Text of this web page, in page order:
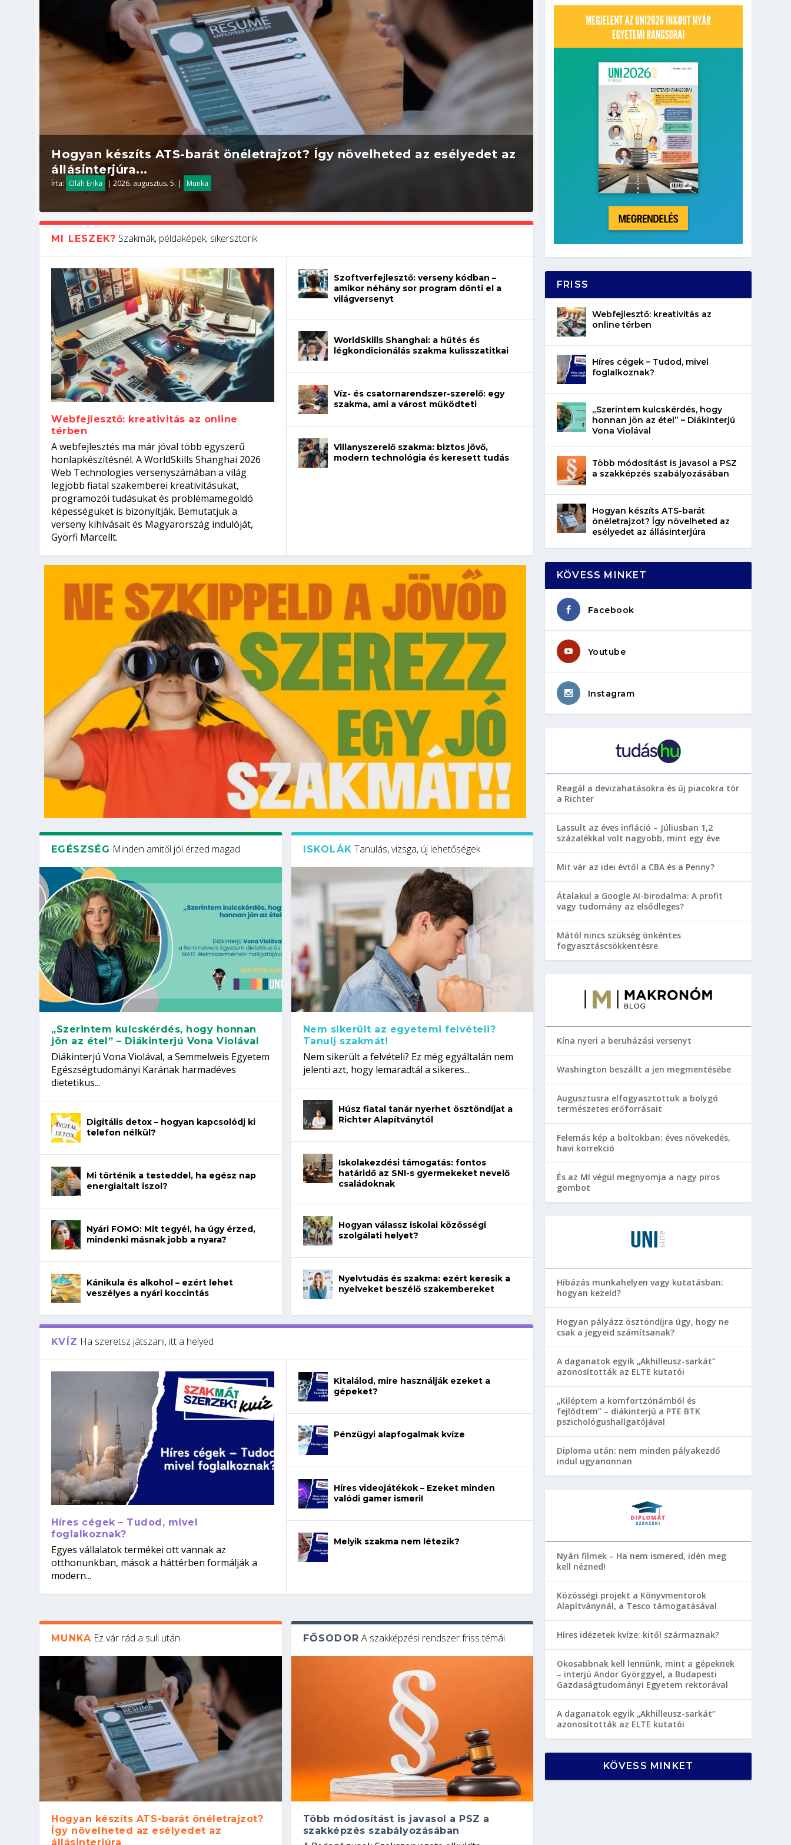
Hogyan készíts ATS-barát önéletrajzot? Így növelheted az esélyedet az
állásinterjúra...
Írta: Oláh Erika |2026. augusztus. 5. | Munka
Kitalálod, mire használják ezeket a gépeket?
Írta: Tóth Mónika |2026. augusztus. 4.| Kvíz
Nem sikerült az egyetemi felvételi? Tanulj szakmát!
Írta: Oláh Erika |2026. augusztus. 4.| Iskolák
Szoftverfejlesztő: verseny kódban – amikor néhány sor program dönti
el a világversenyt...
Írta: Szakmát Szerzek | 2026. augusztus. 3.| Mi leszek?
Digitális detox – hogyan kapcsolódj ki telefon nélkül?
Írta: Oláh Erika |2026. augusztus. 3.| Egészség
MI LESZEK? Szakmák, példaképek, sikersztorik
Webfejlesztő: kreativitás az online
térben
A webfejlesztés ma már jóval több egyszerű
honlapkészítésnél. A WorldSkills Shanghai 2026
Web Technologies versenyszámában a világ
legjobb fiatal szakemberei kreativitásukat,
programozói tudásukat és problémamegoldó
képességüket is bizonyítják. Bemutatjuk a
verseny kihívásait és Magyarország indulóját,
Györfi Marcellt.
Szoftverfejlesztő: verseny kódban –
amikor néhány sor program dönti el a
világversenyt
WorldSkills Shanghai: a hűtés és
légkondicionálás szakma kulisszatitkai
Víz- és csatornarendszer-szerelő: egy
szakma, ami a várost működteti
Villanyszerelő szakma: biztos jövő,
modern technológia és keresett tudás
EGÉSZSÉG Minden amitől jól érzed magad
„Szerintem kulcskérdés, hogy honnan
jön az étel” – Diákinterjú Vona Violával
Diákinterjú Vona Violával, a Semmelweis Egyetem
Egészségtudományi Karának harmadéves
dietetikus...
Digitális detox – hogyan kapcsolódj ki
telefon nélkül?
Mi történik a testeddel, ha egész nap
energiaitalt iszol?
Nyári FOMO: Mit tegyél, ha úgy érzed,
mindenki másnak jobb a nyara?
Kánikula és alkohol – ezért lehet
veszélyes a nyári koccintás
ISKOLÁK Tanulás, vizsga, új lehetőségek
Nem sikerült az egyetemi felvételi?
Tanulj szakmát!
Nem sikerült a felvételi? Ez még egyáltalán nem
jelenti azt, hogy lemaradtál a sikeres...
Húsz fiatal tanár nyerhet ösztöndíjat a
Richter Alapítványtól
Iskolakezdési támogatás: fontos
határidő az SNI-s gyermekeket nevelő
családoknak
Hogyan válassz iskolai közösségi
szolgálati helyet?
Nyelvtudás és szakma: ezért keresik a
nyelveket beszélő szakembereket
KVÍZ Ha szeretsz játszani, itt a helyed
Híres cégek – Tudod, mivel
foglalkoznak?
Egyes vállalatok termékei ott vannak az
otthonunkban, mások a háttérben formálják a
modern...
Kitalálod, mire használják ezeket a
gépeket?
Pénzügyi alapfogalmak kvíze
Híres videojátékok – Ezeket minden
valódi gamer ismeri!
Melyik szakma nem létezik?
MUNKA Ez vár rád a suli után
Hogyan készíts ATS-barát önéletrajzot?
Így növelheted az esélyedet az
állásinterjúra
FŐSODOR A szakképzési rendszer friss témái
Több módosítást is javasol a PSZ a
szakképzés szabályozásában
FRISS
Webfejlesztő: kreativitás az
online térben
Híres cégek – Tudod, mivel
foglalkoznak?
„Szerintem kulcskérdés, hogy
honnan jön az étel” – Diákinterjú
Vona Violával
Több módosítást is javasol a PSZ
a szakképzés szabályozásában
Hogyan készíts ATS-barát
önéletrajzot? Így növelheted az
esélyedet az állásinterjúra
KÖVESS MINKET
Facebook
Youtube
Instagram
Reagál a devizahatásokra és új piacokra tör
a Richter
Lassult az éves infláció – Júliusban 1,2
százalékkal volt nagyobb, mint egy éve
Mit vár az idei évtől a CBA és a Penny?
Átalakul a Google AI-birodalma: A profit
vagy tudomány az elsődleges?
Mától nincs szükség önkéntes
fogyasztáscsökkentésre
Kína nyeri a beruházási versenyt
Washington beszállt a jen megmentésébe
Augusztusra elfogyasztottuk a bolygó
természetes erőforrásait
Felemás kép a boltokban: éves növekedés,
havi korrekció
És az MI végül megnyomja a nagy piros
gombot
Hibázás munkahelyen vagy kutatásban:
hogyan kezeld?
Hogyan pályázz ösztöndíjra úgy, hogy ne
csak a jegyeid számítsanak?
A daganatok egyik „Akhilleusz-sarkát”
azonosították az ELTE kutatói
„Kiléptem a komfortzónámból és
fejlődtem” – diákinterjú a PTE BTK
pszichológushallgatójával
Diploma után: nem minden pályakezdő
indul ugyanonnan
Nyári filmek – Ha nem ismered, idén meg
kell nézned!
Közösségi projekt a Könyvmentorok
Alapítványnál, a Tesco támogatásával
Híres idézetek kvíze: kitől származnak?
Okosabbnak kell lennünk, mint a gépeknek
– interjú Andor Györggyel, a Budapesti
Gazdaságtudományi Egyetem rektorával
A daganatok egyik „Akhilleusz-sarkát”
azonosították az ELTE kutatói
KÖVESS MINKET